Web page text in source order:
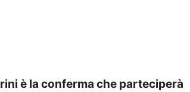
è la conferma che parteciperà